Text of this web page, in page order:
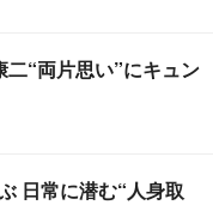
“両片思い”にキュン
日常に潜む“人身取